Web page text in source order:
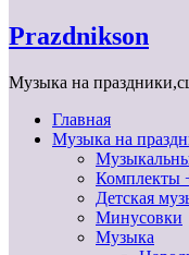
Prazdnikson
Музыка на
Главная
Музыка на
Детская
Минусовки
Музыка